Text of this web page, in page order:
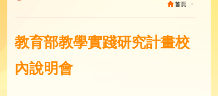
首頁
教育部教學實踐研究計畫校
內說明會